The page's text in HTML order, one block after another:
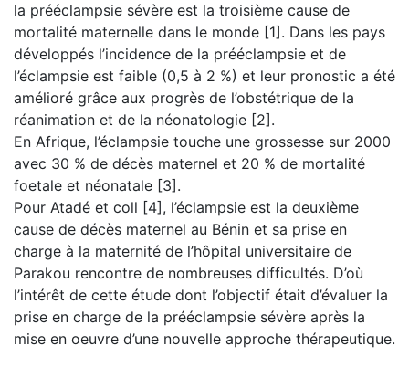
la prééclampsie sévère est la troisième cause de
mortalité maternelle dans le monde [1]. Dans les pays
développés l’incidence de la prééclampsie et de
l’éclampsie est faible (0,5 à 2 %) et leur pronostic a été
amélioré grâce aux progrès de l’obstétrique de la
réanimation et de la néonatologie [2].
En Afrique, l’éclampsie touche une grossesse sur 2000
avec 30 % de décès maternel et 20 % de mortalité
foetale et néonatale [3].
Pour Atadé et coll [4], l’éclampsie est la deuxième
cause de décès maternel au Bénin et sa prise en
charge à la maternité de l’hôpital universitaire de
Parakou rencontre de nombreuses difficultés. D’où
l’intérêt de cette étude dont l’objectif était d’évaluer la
prise en charge de la prééclampsie sévère après la
mise en oeuvre d’une nouvelle approche thérapeutique.